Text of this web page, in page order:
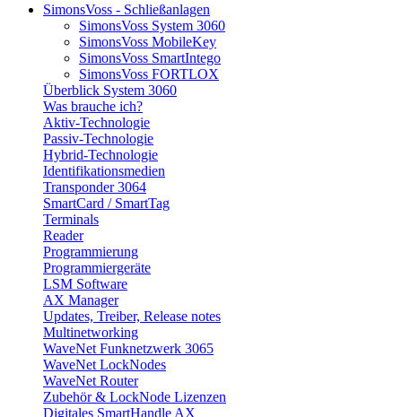
SimonsVoss - Schließanlagen
SimonsVoss System 3060
SimonsVoss MobileKey
SimonsVoss SmartIntego
SimonsVoss FORTLOX
Überblick System 3060
Was brauche ich?
Aktiv-Technologie
Passiv-Technologie
Hybrid-Technologie
Identifikationsmedien
Transponder 3064
SmartCard / SmartTag
Terminals
Reader
Programmierung
Programmiergeräte
LSM Software
AX Manager
Updates, Treiber, Release notes
Multinetworking
WaveNet Funknetzwerk 3065
WaveNet LockNodes
WaveNet Router
Zubehör & LockNode Lizenzen
Digitales SmartHandle AX